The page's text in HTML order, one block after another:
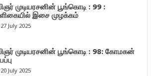
முடியரசனின் பூங்கொடி : 99 :
இசை முழக்கம்
27 July 2025
முடியரசனின் பூங்கொடி : 98: கோமகன்
20 July 2025